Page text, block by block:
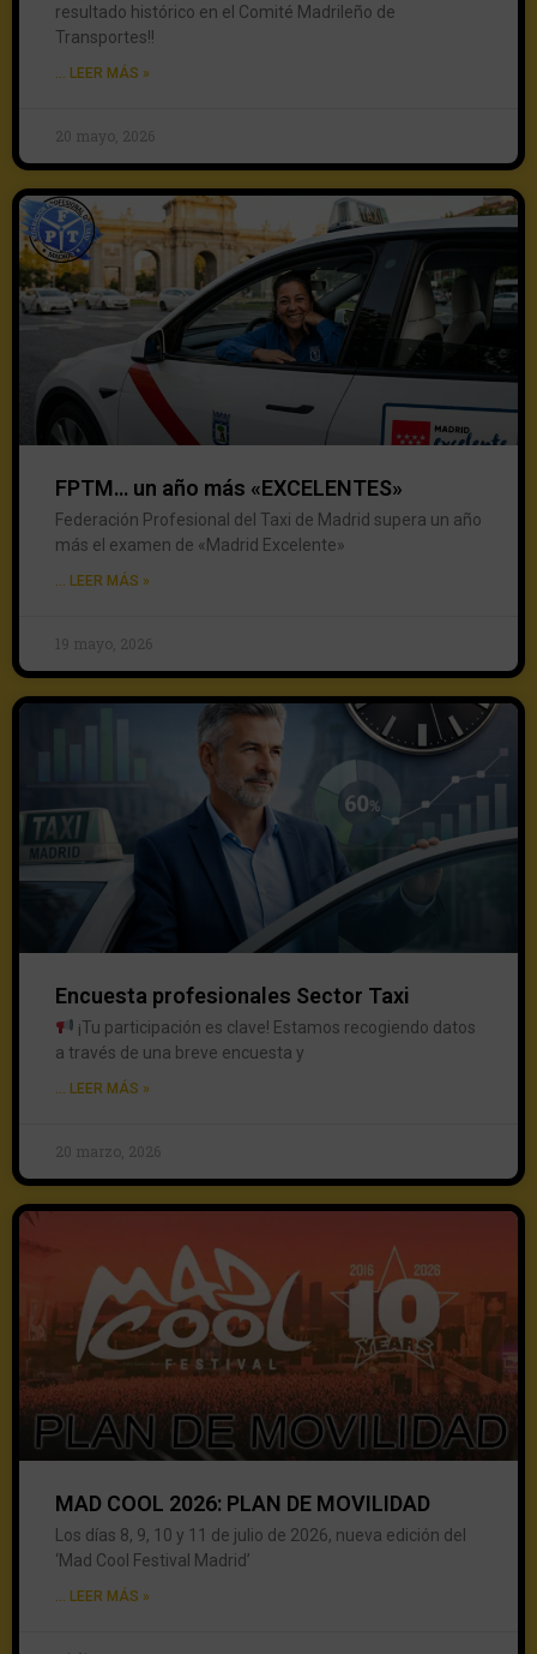
resultado histórico en el Comité Madrileño de
Transportes!!
... LEER MÁS »
20 mayo, 2026
FPTM… un año más «EXCELENTES»
Federación Profesional del Taxi de Madrid supera un año
más el examen de «Madrid Excelente»
... LEER MÁS »
19 mayo, 2026
Encuesta profesionales Sector Taxi
¡Tu participación es clave! Estamos recogiendo datos
a través de una breve encuesta y
... LEER MÁS »
20 marzo, 2026
MAD COOL 2026: PLAN DE MOVILIDAD
Los días 8, 9, 10 y 11 de julio de 2026, nueva edición del
‘Mad Cool Festival Madrid’
... LEER MÁS »